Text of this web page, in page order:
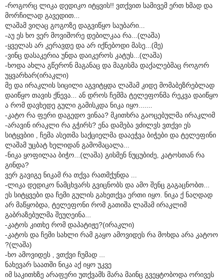
-როგორც ლიკა დედიკო იტყვის!! ვთქვით სამივემ ერთ ხმად და
მორჩილად გავედით...
ლაშამ ვიღაც გოგოზე დაგვიწყო საუბარი...
-აუ ეს ხო ვერ მოვიშორე დებილკაა რა...(ლაშა)
-ყველას არ კერავდე და არ იქნებოდი მასე...(მე)
-ვინც დასაკერია უნდა დაიკეროს კატუს...(ლაშა)
-ხოდა ახლა გწერონ მაგანაც და მაგისმა დაქალებმაც როგორ
უყვარხარ(ირაკლი)
მე და ირაკლის სიცილი აგვიტყდა ლაშამ კიდე მომაბეზრებლად
დაიწყო თავის ქნევა... ან დროს ჩემმა ტელეფონმა რეკვა დაიწყო
ა რომ დავხედე გული გამისკდა ნიკა იყო.......
-კატო რა ფერი დაგედო ვინაა? მკითხრა გაოცებულმა ირაკლიმ
-არავინ ირაკლი რა გჭირს? ენა დამება ვძილვს ვთქვი ეს
სიტყვბიი , ჩემა ასეთმა საქციელმა დააეჭვა ბიჭები და ტელეფინი
ლაშამ უცბატ ხელიდან გამომაცალა...
-ნიკა ყოფილაა ბიჭო...(ლაშა) გისმენ ნუცუბიძე, კატოსთან რა
გინდა?
ვერ გავიგე ნიკამ რა თქვა რათმქუნდა ...
-ლიკა დედიკო ნამცხვარს გვიცნობს და ამო შენც გაგაცნობთ...
ეს სიტყვები და ჩემი გულის გახეთქვა ერთი იყო. ნიკა ქ ნაღდად
არ მაწყობდა, ტელეფონი რომ გათიშა ლაშამ ირაკლიმ
გაბრაზებულმა შეუღეინა...
-კატოს კითხე რომ დაპატიჟე?(ირაკლი)
-კატოს და ჩემი სახლი რამ გაყო ამოვიდეს რა მოხდა არა კატოო
?(ლაშა)
-ხო ამოვიდეს , ვთქვი ჩუმად ...
ნახევარ საათში ნიკა აქ იყო უკვე
იმ საკითხზე არაფერი უთქვამს მარა მაინც გვეყტობოდა ორივეს